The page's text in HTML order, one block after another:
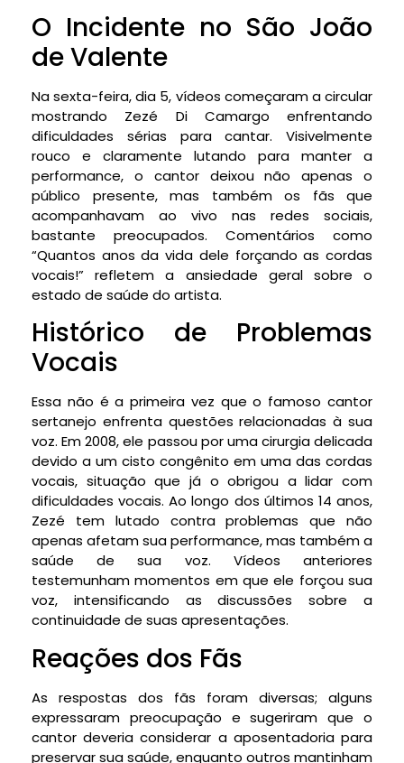
O Incidente no São João
de Valente
Na sexta-feira, dia 5, vídeos começaram a circular
mostrando Zezé Di Camargo enfrentando
dificuldades sérias para cantar. Visivelmente
rouco e claramente lutando para manter a
performance, o cantor deixou não apenas o
público presente, mas também os fãs que
acompanhavam ao vivo nas redes sociais,
bastante preocupados. Comentários como
“Quantos anos da vida dele forçando as cordas
vocais!” refletem a ansiedade geral sobre o
estado de saúde do artista.
Histórico de Problemas
Vocais
Essa não é a primeira vez que o famoso cantor
sertanejo enfrenta questões relacionadas à sua
voz. Em 2008, ele passou por uma cirurgia delicada
devido a um cisto congênito em uma das cordas
vocais, situação que já o obrigou a lidar com
dificuldades vocais. Ao longo dos últimos 14 anos,
Zezé tem lutado contra problemas que não
apenas afetam sua performance, mas também a
saúde de sua voz. Vídeos anteriores
testemunham momentos em que ele forçou sua
voz, intensificando as discussões sobre a
continuidade de suas apresentações.
Reações dos Fãs
As respostas dos fãs foram diversas; alguns
expressaram preocupação e sugeriram que o
cantor deveria considerar a aposentadoria para
preservar sua saúde, enquanto outros mantinham